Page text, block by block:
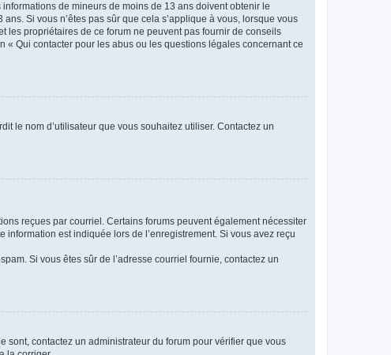
de mineurs de moins de 13 ans doivent obtenir le
Si vous n’êtes pas sûr que cela s’applique à vous, lorsque vous
les propriétaires de ce forum ne peuvent pas fournir de conseils
Qui contacter pour les abus ou les questions légales concernant ce
le nom d’utilisateur que vous souhaitez utiliser. Contactez un
reçues par courriel. Certains forums peuvent également nécessiter
est indiquée lors de l’enregistrement. Si vous avez reçu
Si vous êtes sûr de l’adresse courriel fournie, contactez un
sont, contactez un administrateur du forum pour vérifier que vous